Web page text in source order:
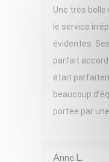
Une très belle
le service
évidentes.
parfait accord
était
beaucoup
portée par
Anne L